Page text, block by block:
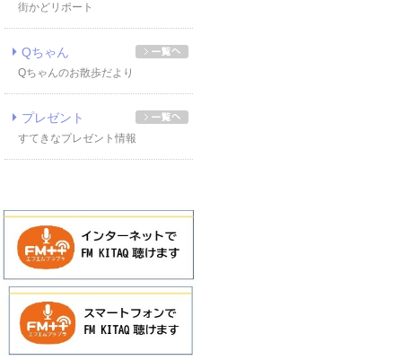
街かどリポート
Qちゃん
Qちゃんのお散歩だより
プレゼント
すてきなプレゼント情報